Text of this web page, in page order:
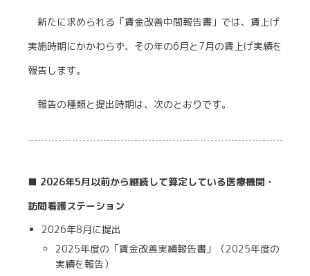
新たに求められる「賃金改善中間報告書」では、賃上げ
実施時期にかかわらず、その年の6月と7月の賃上げ実績を
報告します。
報告の種類と提出時期は、次のとおりです。
■ 2026年5月以前から継続して算定している医療機関・
訪問看護ステーション
2026年8月に提出
2025年度の「賃金改善実績報告書」（2025年度の
実績を報告）